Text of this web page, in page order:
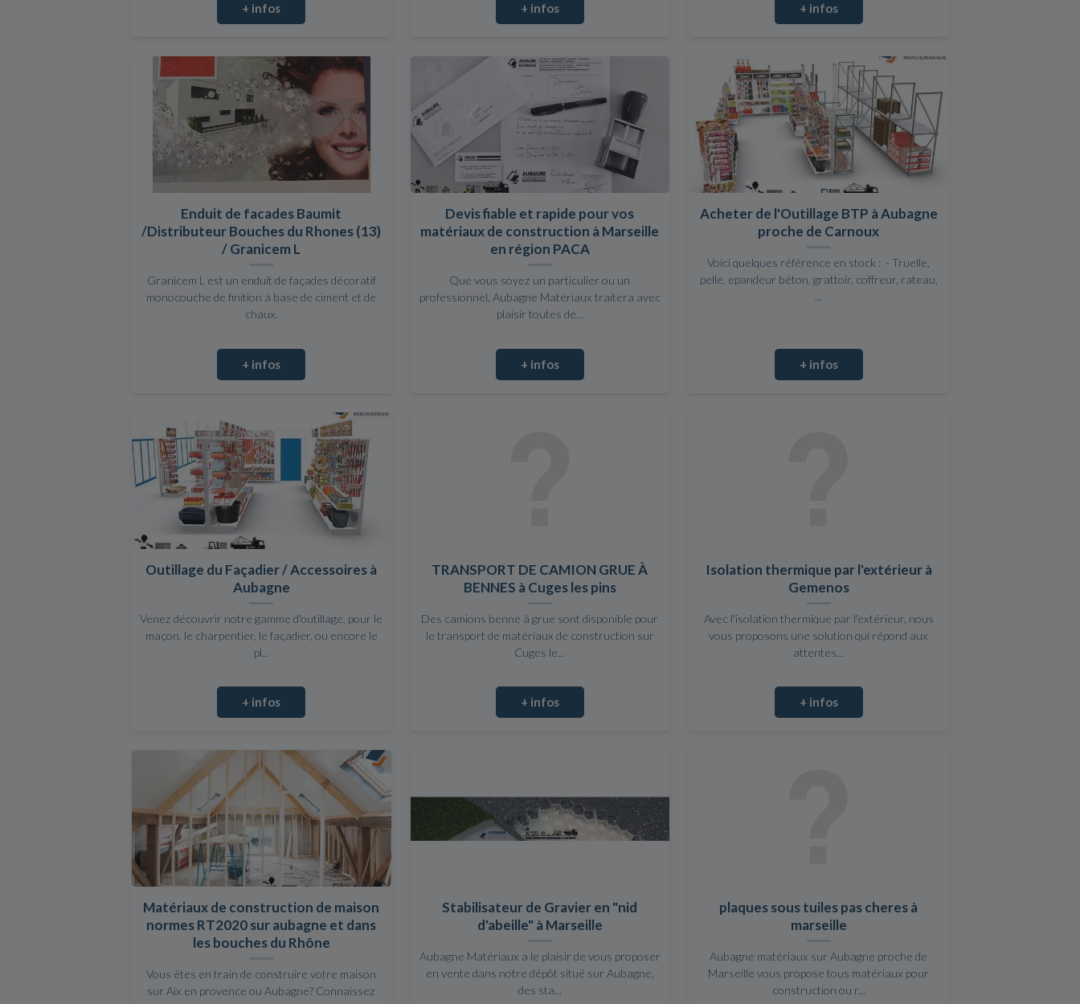
+ infos + infos + infos
Enduit de facades Baumit
/Distributeur Bouches du Rhones (13)
/ Granicem L
Granicem L est un enduit de façades décoratif
monocouche de finition à base de ciment et de
chaux.
+ infos
Devis fiable et rapide pour vos
matériaux de construction à Marseille
en région PACA
Que vous soyez un particulier ou un
professionnel, Aubagne Matériaux traitera avec
plaisir toutes de...
+ infos
Acheter de l'Outillage BTP à Aubagne
proche de Carnoux
Voici quelques référence en stock : - Truelle,
pelle, epandeur béton, grattoir, coffreur, rateau,
...
+ infos
Outillage du Façadier / Accessoires à
Aubagne
Venez découvrir notre gamme d'outillage, pour le
maçon, le charpentier, le façadier, ou encore le
pl...
+ infos
TRANSPORT DE CAMION GRUE À
BENNES à Cuges les pins
Des camions benne à grue sont disponible pour
le transport de matériaux de construction sur
Cuges le...
+ infos
Isolation thermique par l'extérieur à
Gemenos
Avec l'isolation thermique par l'extérieur, nous
vous proposons une solution qui répond aux
attentes...
+ infos
Matériaux de construction de maison
normes RT2020 sur aubagne et dans
les bouches du Rhône
Vous êtes en train de construire votre maison
sur Aix en provence ou Aubagne? Connaissez
Stabilisateur de Gravier en "nid
d'abeille" à Marseille
Aubagne Matériaux a le plaisir de vous proposer
en vente dans notre dépôt situé sur Aubagne,
des sta...
plaques sous tuiles pas cheres à
marseille
Aubagne matériaux sur Aubagne proche de
Marseille vous propose tous matériaux pour
construction ou r...